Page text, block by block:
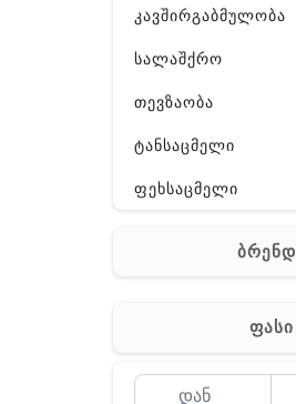
კავშირგაბმულობა
სალაშქრო
თევზაობა
ტანსაცმელი
ფეხსაცმელი
აქსესუარები
Off-Road
ფასი